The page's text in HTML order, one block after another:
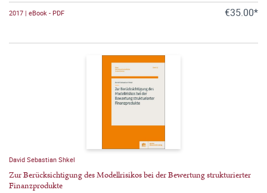
2017 | eBook - PDF €35.00*
David Sebastian Shkel
Zur Berücksichtigung des Modellrisikos bei der Bewertung strukturierter
Finanzprodukte